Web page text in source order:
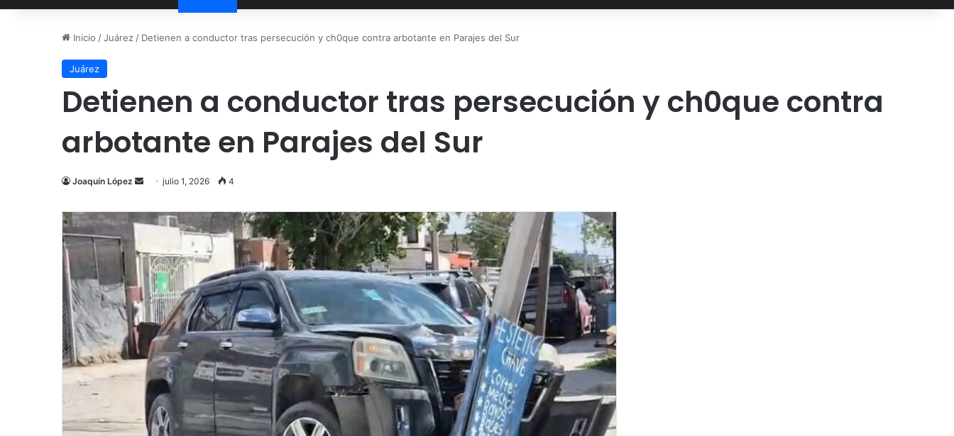
Inicio /Juárez / Detienen a conductor tras persecución y ch0que contra arbotante en Parajes del Sur
Juárez
Detienen a conductor tras persecución y ch0que contra
arbotante en Parajes del Sur
Joaquín López
Send
email
julio 1, 2026 4